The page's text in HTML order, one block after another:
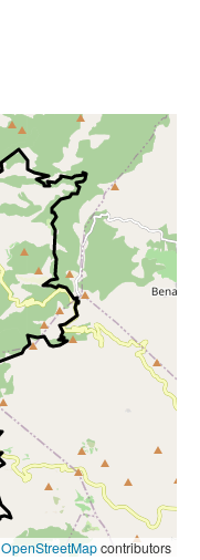
OpenStreetMapcontributors